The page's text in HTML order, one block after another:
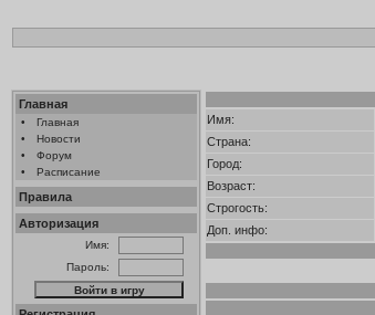
Главная
•
Главная
•
Новости
•
Форум
•
Расписание
Правила
Авторизация
Имя:
Пароль:
Имя:
Страна:
Город:
Возраст:
Строгость:
Доп. инфо: